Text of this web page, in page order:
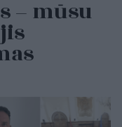
– mūsu